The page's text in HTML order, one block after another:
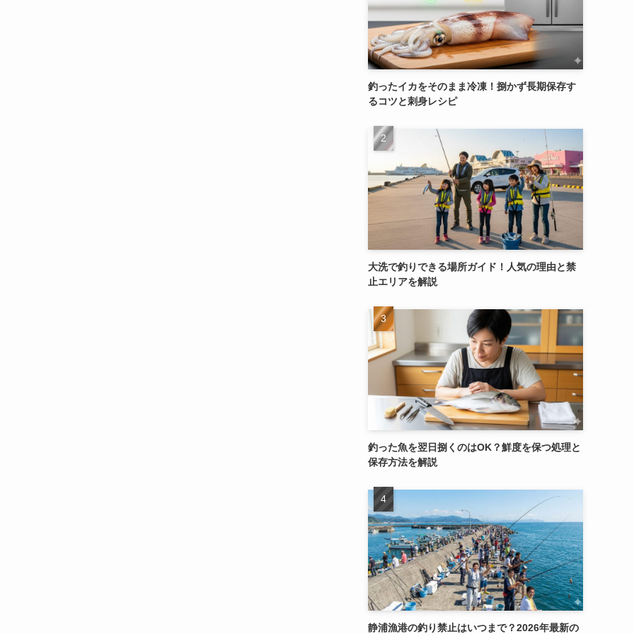
釣ったイカをそのまま冷凍！捌かず長期保存す
るコツと刺身レシピ
大洗で釣りできる場所ガイド！人気の理由と禁
止エリアを解説
釣った魚を翌日捌くのはOK？鮮度を保つ処理と
保存方法を解説
静浦漁港の釣り禁止はいつまで？2026年最新の